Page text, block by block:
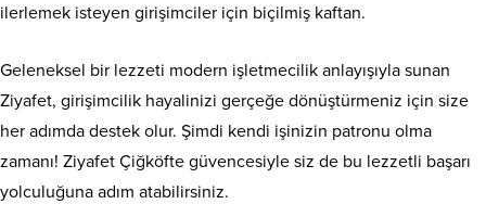
ilerlemek isteyen girişimciler için biçilmiş kaftan.
Geleneksel bir lezzeti modern işletmecilik anlayışıyla sunan
Ziyafet, girişimcilik hayalinizi gerçeğe dönüştürmeniz için size
her adımda destek olur. Şimdi kendi işinizin patronu olma
zamanı! Ziyafet Çiğköfte güvencesiyle siz de bu lezzetli başarı
yolculuğuna adım atabilirsiniz.